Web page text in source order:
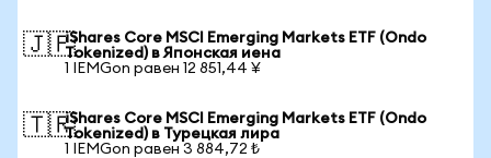
🇯🇵iShares Core MSCI Emerging Markets ETF (Ondo
Tokenized) в Японская иена
1 IEMGon равен 12 851,44 ¥
🇹🇷iShares Core MSCI Emerging Markets ETF (Ondo
Tokenized) в Турецкая лира
1 IEMGon равен 3 884,72 ₺